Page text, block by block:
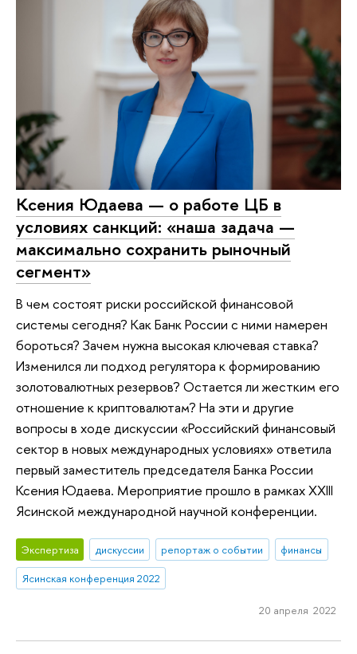
Ксения Юдаева — о работе ЦБ в
условиях санкций: «наша задача —
максимально сохранить рыночный
сегмент»
В чем состоят риски российской финансовой
системы сегодня? Как Банк России с ними намерен
бороться? Зачем нужна высокая ключевая ставка?
Изменился ли подход регулятора к формированию
золотовалютных резервов? Остается ли жестким его
отношение к криптовалютам? На эти и другие
вопросы в ходе дискуссии «Российский финансовый
сектор в новых международных условиях» ответила
первый заместитель председателя Банка России
Ксения Юдаева. Мероприятие прошло в рамках XXIII
Ясинской международной научной конференции.
Экспертиза дискуссии репортаж о событии
финансы
Ясинская конференция 2022
20 апреля 2022